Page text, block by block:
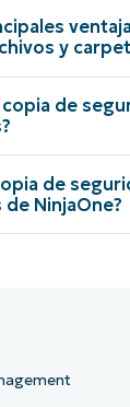
y
de
de
NinjaOne?